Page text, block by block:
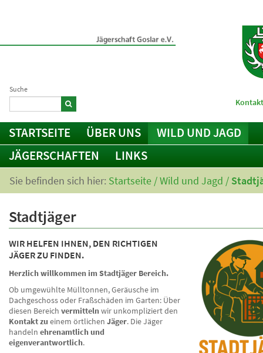
Suche
STARTSEITE ÜBER UNS
WILD UND JAGD
JÄGERSCHAFTEN
LINKS
Sie befinden sich hier: Startseite /Wild und Jagd /
Stadtjäger
WIR HELFEN IHNEN, DEN RICHTIGEN
JÄGER ZU FINDEN.
Herzlich willkommen im Stadtjäger Bereich.
Ob umgewühlte Mülltonnen, Geräusche im
Dachgeschoss oder Fraßschäden im Garten: Über
diesen Bereich vermittelnwir unkompliziert den
Kontakt zu einem örtlichen Jäger. Die Jäger
handeln ehrenamtlich und
eigenverantwortlich.